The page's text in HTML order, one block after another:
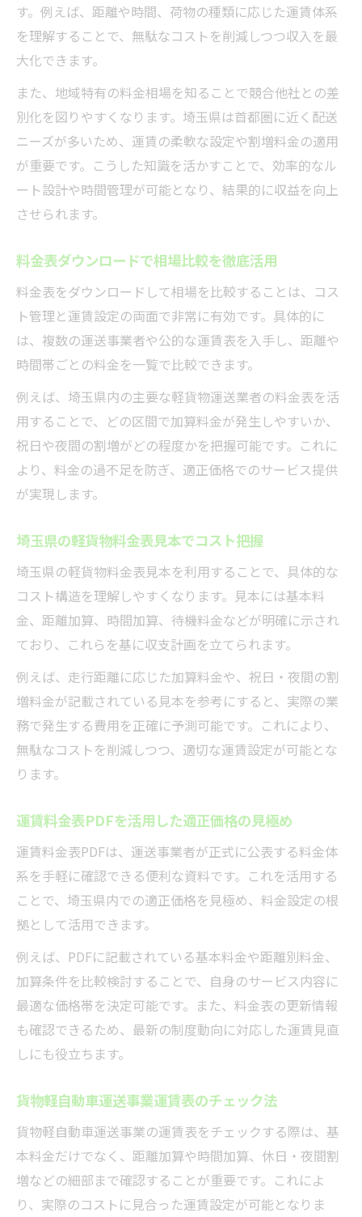
す。例えば、距離や時間、荷物の種類に応じた運賃体系
を理解することで、無駄なコストを削減しつつ収入を最
大化できます。
また、地域特有の料金相場を知ることで競合他社との差
別化を図りやすくなります。埼玉県は首都圏に近く配送
ニーズが多いため、運賃の柔軟な設定や割増料金の適用
が重要です。こうした知識を活かすことで、効率的なル
ート設計や時間管理が可能となり、結果的に収益を向上
させられます。
料金表ダウンロードで相場比較を徹底活用
料金表をダウンロードして相場を比較することは、コス
ト管理と運賃設定の両面で非常に有効です。具体的に
は、複数の運送事業者や公的な運賃表を入手し、距離や
時間帯ごとの料金を一覧で比較できます。
例えば、埼玉県内の主要な軽貨物運送業者の料金表を活
用することで、どの区間で加算料金が発生しやすいか、
祝日や夜間の割増がどの程度かを把握可能です。これに
より、料金の過不足を防ぎ、適正価格でのサービス提供
が実現します。
埼玉県の軽貨物料金表見本でコスト把握
埼玉県の軽貨物料金表見本を利用することで、具体的な
コスト構造を理解しやすくなります。見本には基本料
金、距離加算、時間加算、待機料金などが明確に示され
ており、これらを基に収支計画を立てられます。
例えば、走行距離に応じた加算料金や、祝日・夜間の割
増料金が記載されている見本を参考にすると、実際の業
務で発生する費用を正確に予測可能です。これにより、
無駄なコストを削減しつつ、適切な運賃設定が可能とな
ります。
運賃料金表PDFを活用した適正価格の見極め
運賃料金表PDFは、運送事業者が正式に公表する料金体
系を手軽に確認できる便利な資料です。これを活用する
ことで、埼玉県内での適正価格を見極め、料金設定の根
拠として活用できます。
例えば、PDFに記載されている基本料金や距離別料金、
加算条件を比較検討することで、自身のサービス内容に
最適な価格帯を決定可能です。また、料金表の更新情報
も確認できるため、最新の制度動向に対応した運賃見直
しにも役立ちます。
貨物軽自動車運送事業運賃表のチェック法
貨物軽自動車運送事業の運賃表をチェックする際は、基
本料金だけでなく、距離加算や時間加算、休日・夜間割
増などの細部まで確認することが重要です。これによ
り、実際のコストに見合った運賃設定が可能となりま